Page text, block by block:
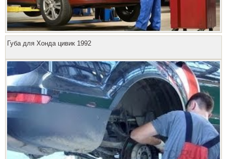
Губа для Хонда цивик 1992